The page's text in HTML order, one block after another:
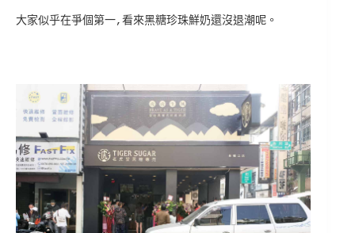
大家似乎在爭個第一,看來黑糖珍珠鮮奶還沒退潮呢。